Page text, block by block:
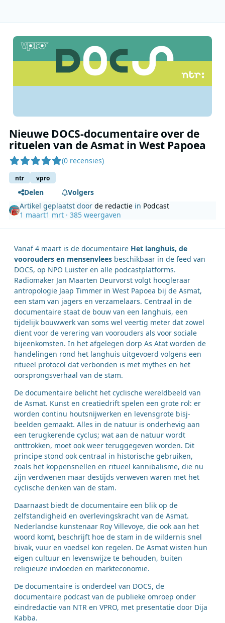
Nieuwe DOCS-documentaire over de
rituelen van de Asmat in West Papoea
(0 recensies)
ntr vpro
Delen
Volgers
Artikel geplaatst doorde redactie in Podcast
1 maart1 mrt · 385 weergaven
Vanaf 4 maart is de documentaire Het langhuis, de
voorouders en mensenvlees beschikbaar in de feed van
DOCS, op NPO Luister en alle podcastplatforms.
Radiomaker Jan Maarten Deurvorst volgt hoogleraar
antropologie Jaap Timmer in West Papoea bij de Asmat,
een stam van jagers en verzamelaars. Centraal in de
documentaire staat de bouw van een langhuis, een
tijdelijk bouwwerk van soms wel veertig meter dat zowel
dient voor de verering van voorouders als voor sociale
bijeenkomsten. In het afgelegen dorp As Atat worden de
handelingen rond het langhuis uitgevoerd volgens een
ritueel protocol dat verbonden is met mythes en het
oorsprongsverhaal van de stam.
De documentaire belicht het cyclische wereldbeeld van
de Asmat. Kunst en creatiedrift spelen een grote rol: er
worden continu houtsnijwerken en levensgrote bisj-
beelden gemaakt. Alles in de natuur is onderhevig aan
een terugkerende cyclus; wat aan de natuur wordt
onttrokken, moet ook weer teruggegeven worden. Dit
principe stond ook centraal in historische gebruiken,
zoals het koppensnellen en ritueel kannibalisme, die nu
zijn verdwenen maar destijds verweven waren met het
cyclische denken van de stam.
Daarnaast biedt de documentaire een blik op de
zelfstandigheid en overlevingskracht van de Asmat.
Nederlandse kunstenaar Roy Villevoye, die ook aan het
woord komt, beschrijft hoe de stam in de wildernis snel
bivak, vuur en voedsel kon regelen. De Asmat wisten hun
eigen cultuur en levenswijze te behouden, buiten
religieuze invloeden en markteconomie.
De documentaire is onderdeel van DOCS, de
documentaire podcast van de publieke omroep onder
eindredactie van NTR en VPRO, met presentatie door Dija
Kabba.